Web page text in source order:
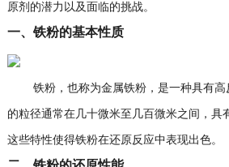
原剂的潜力以及面临的挑战。
一、铁粉的基本性质
铁粉，也称为金属铁粉，是一种具有高
的粒径通常在几十微米至几百微米之间，具
这些特性使得铁粉在还原反应中表现出色。